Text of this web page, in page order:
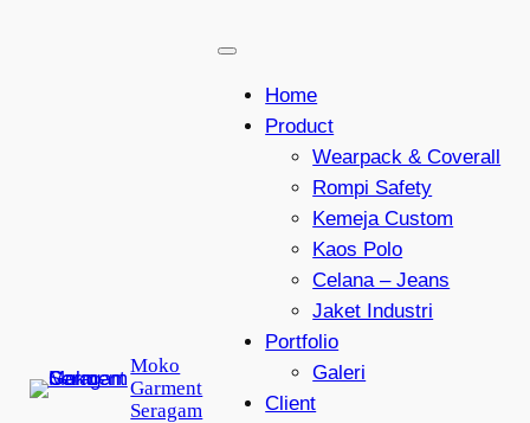
Moko
Garment
Seragam
Home
Product
Wearpack & Coverall
Rompi Safety
Kemeja Custom
Kaos Polo
Celana – Jeans
Jaket Industri
Portfolio
Galeri
Client